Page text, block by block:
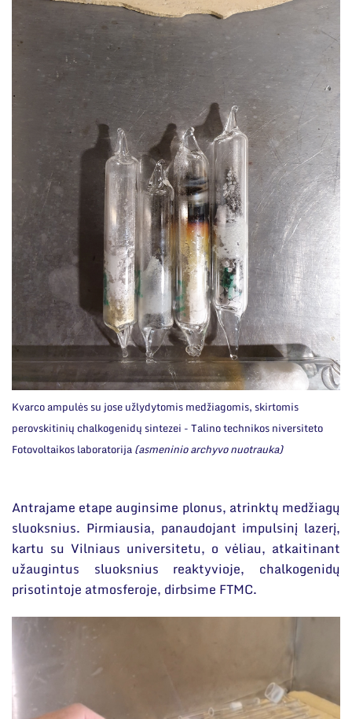
Kvarco ampulės su jose užlydytomis medžiagomis, skirtomis
perovskitinių chalkogenidų sintezei - Talino technikos niversiteto
Fotovoltaikos laboratorija(asmeninio archyvo nuotrauka)
Antrajame etape auginsime plonus, atrinktų medžiagų
sluoksnius. Pirmiausia, panaudojant impulsinį lazerį,
kartu su Vilniaus universitetu, o vėliau, atkaitinant
užaugintus sluoksnius reaktyvioje, chalkogenidų
prisotintoje atmosferoje, dirbsime FTMC.